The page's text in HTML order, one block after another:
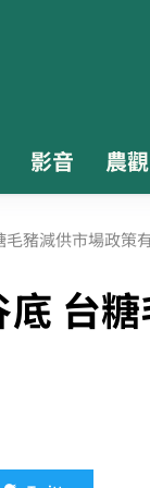
影音 農
豬減供市場政策
台